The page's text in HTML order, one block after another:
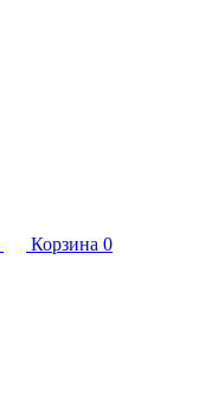
Корзина 0